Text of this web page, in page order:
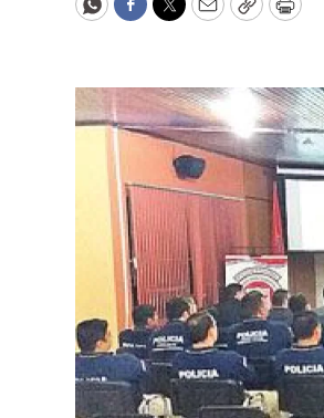
WhatsApp
Facebook
Twitter
EmailCopyPrint